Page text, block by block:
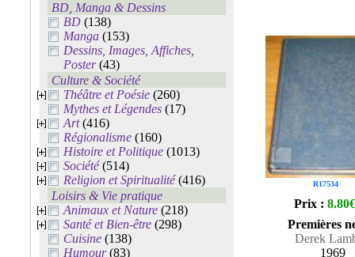
BD, Manga & Dessins
BD (138)
Manga (153)
Dessins, Images, Affiches,
Poster(43)
Culture & Société
Théâtre et Poésie (260)
Mythes et Légendes (17)
Art(416)
Régionalisme (160)
Histoire et Politique (1013)
Société(514)
Religion et Spiritualité(416)
Loisirs & Vie pratique
Animaux et Nature (218)
Santé et Bien-être (298)
Cuisine (138)
Humour(83)
R17534
Prix : 8.80€
Premières
Derek
1969